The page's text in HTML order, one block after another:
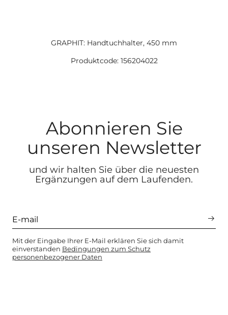
GRAPHIT: Handtuchhalter, 450 mm
Produktcode: 156204022
Abonnieren Sie
unseren Newsletter
und wir halten Sie über die neuesten
Ergänzungen auf dem Laufenden.
Mit der Eingabe Ihrer E-Mail erklären Sie sich damit
einverstanden Bedingungen zum Schutz
personenbezogener Daten